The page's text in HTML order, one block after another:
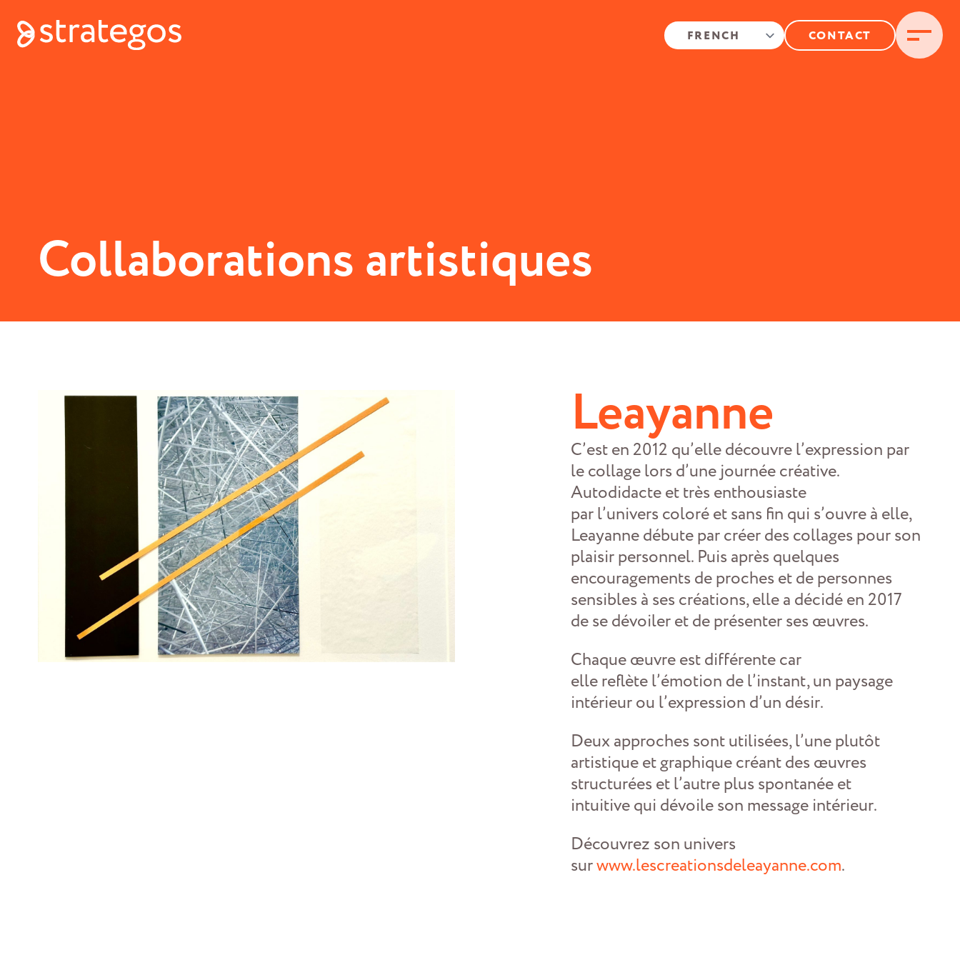
CONTACT
Collaborations artistiques
Leayanne
C’est en 2012 qu’elle découvre l’expression par
le collage lors d’une journée créative.
Autodidacte et très enthousiaste
par l’univers coloré et sans fin qui s’ouvre à elle,
Leayanne débute par créer des collages pour son
plaisir personnel. Puis après quelques
encouragements de proches et de personnes
sensibles à ses créations, elle a décidé en 2017
de se dévoiler et de présenter ses œuvres.
​Chaque œuvre est différente car
elle reflète l’émotion de l’instant, un paysage
intérieur ou l’expression d’un désir.
Deux approches sont utilisées, l’une plutôt
artistique et graphique créant des œuvres
structurées et l’autre plus spontanée et
intuitive qui dévoile son message intérieur.
Découvrez son univers
surwww.lescreationsdeleayanne.com.